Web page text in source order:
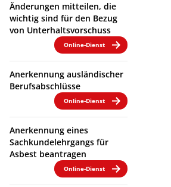
Änderungen mitteilen, die
wichtig sind für den Bezug
von Unterhaltsvorschuss
Online-Dienst
Anerkennung ausländischer
Berufsabschlüsse
Online-Dienst
Anerkennung eines
Sachkundelehrgangs für
Asbest beantragen
Online-Dienst